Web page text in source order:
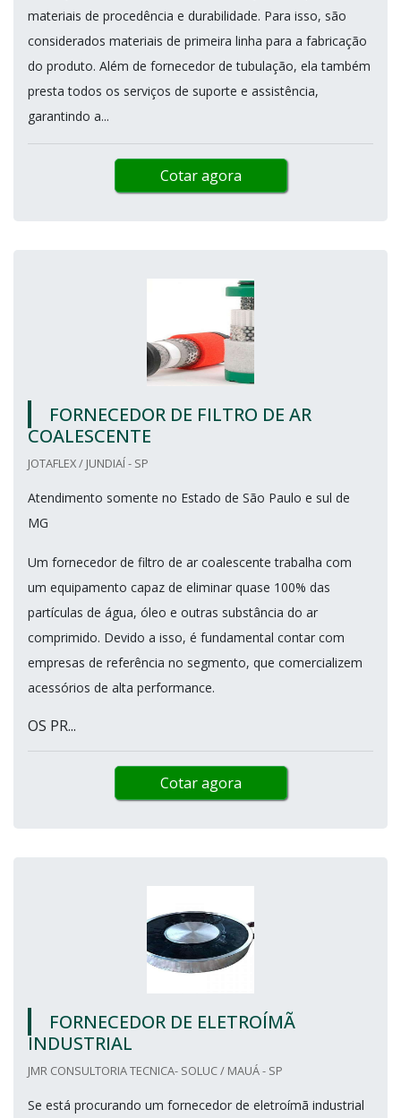
materiais de procedência e durabilidade. Para isso, são
considerados materiais de primeira linha para a fabricação
do produto. Além de fornecedor de tubulação, ela também
presta todos os serviços de suporte e assistência,
garantindo a...
Cotar agora
FORNECEDOR DE FILTRO DE AR
COALESCENTE
JOTAFLEX / JUNDIAÍ - SP
Atendimento somente no Estado de São Paulo e sul de
MG
Um fornecedor de filtro de ar coalescente trabalha com
um equipamento capaz de eliminar quase 100% das
partículas de água, óleo e outras substância do ar
comprimido. Devido a isso, é fundamental contar com
empresas de referência no segmento, que comercializem
acessórios de alta performance.
OS PR...
Cotar agora
FORNECEDOR DE ELETROÍMÃ
INDUSTRIAL
JMR CONSULTORIA TECNICA- SOLUC / MAUÁ - SP
Se está procurando um fornecedor de eletroímã industrial